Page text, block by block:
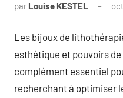
par Louise KESTEL
Les bijoux de
esthétique et pouvoirs
complément essentiel
recherchant à optimiser